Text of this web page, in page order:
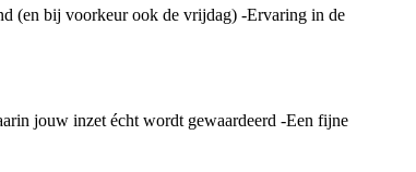
(en bij voorkeur ook de vrijdag) -Ervaring in de
jouw inzet écht wordt gewaardeerd -Een fijne